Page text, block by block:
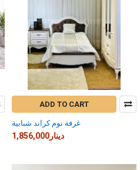
ADD TO CART
غرفة نوم كراند شبابية
1,856,000دينار